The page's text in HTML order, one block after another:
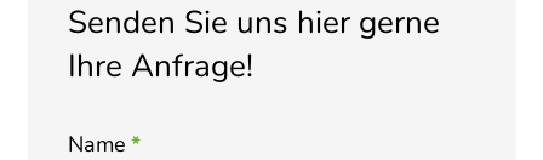
Senden Sie uns hier gerne
Ihre Anfrage!
Name *